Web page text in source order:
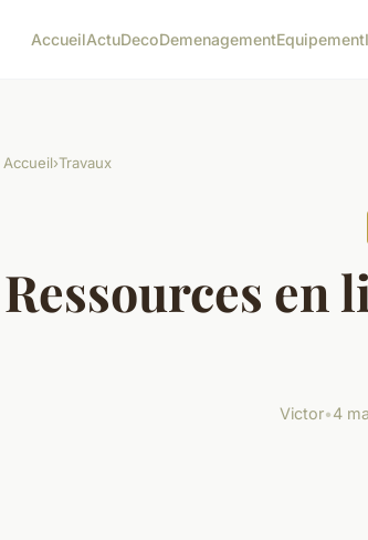
AccueilActuDecoDemenagementEquipement
Accueil›Travaux
Ressources en
Victor•4